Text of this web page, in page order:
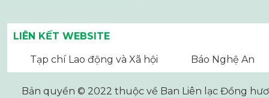
LIÊN KẾT WEBSITE
Tạp chí Lao động và Xã hội Báo Nghệ An
Bản quyền © 2022 thuộc về Ban Liên lạc Đồng